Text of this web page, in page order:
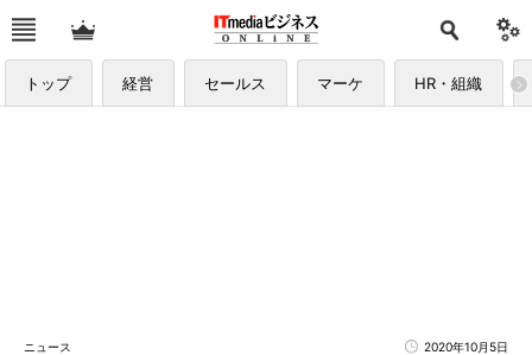
トップ 経営 セールス マーケ HR・組織
ニュース 2020年10月5日